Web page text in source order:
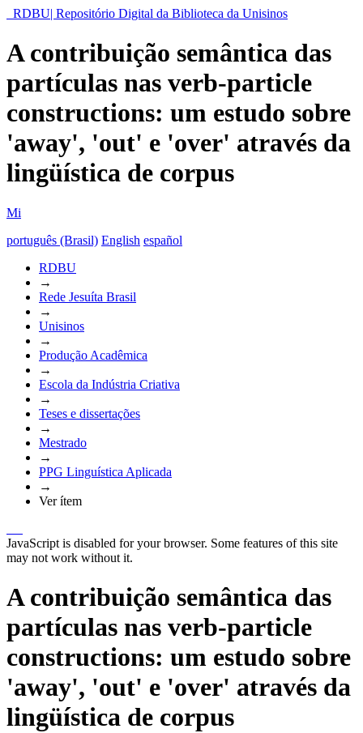
RDBU| Repositório Digital da Biblioteca da Unisinos
A contribuição semântica das
partículas nas verb-particle
constructions: um estudo sobre
'away', 'out' e 'over' através da
lingüística de corpus
Mi
português (Brasil) English español
RDBU
→
Rede Jesuíta Brasil
→
Unisinos
→
Produção Acadêmica
→
Escola da Indústria Criativa
→
Teses e dissertações
→
Mestrado
→
PPG Linguística Aplicada
→
Ver ítem
JavaScript is disabled for your browser. Some features of this site
may not work without it.
A contribuição semântica das
partículas nas verb-particle
constructions: um estudo sobre
'away', 'out' e 'over' através da
lingüística de corpus